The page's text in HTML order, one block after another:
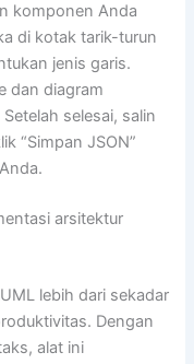
komponen Anda
di kotak tarik-turun
jenis garis.
dan diagram
selesai, salin
“Simpan JSON”
arsitektur
lebih dari sekadar
Dengan
alat ini